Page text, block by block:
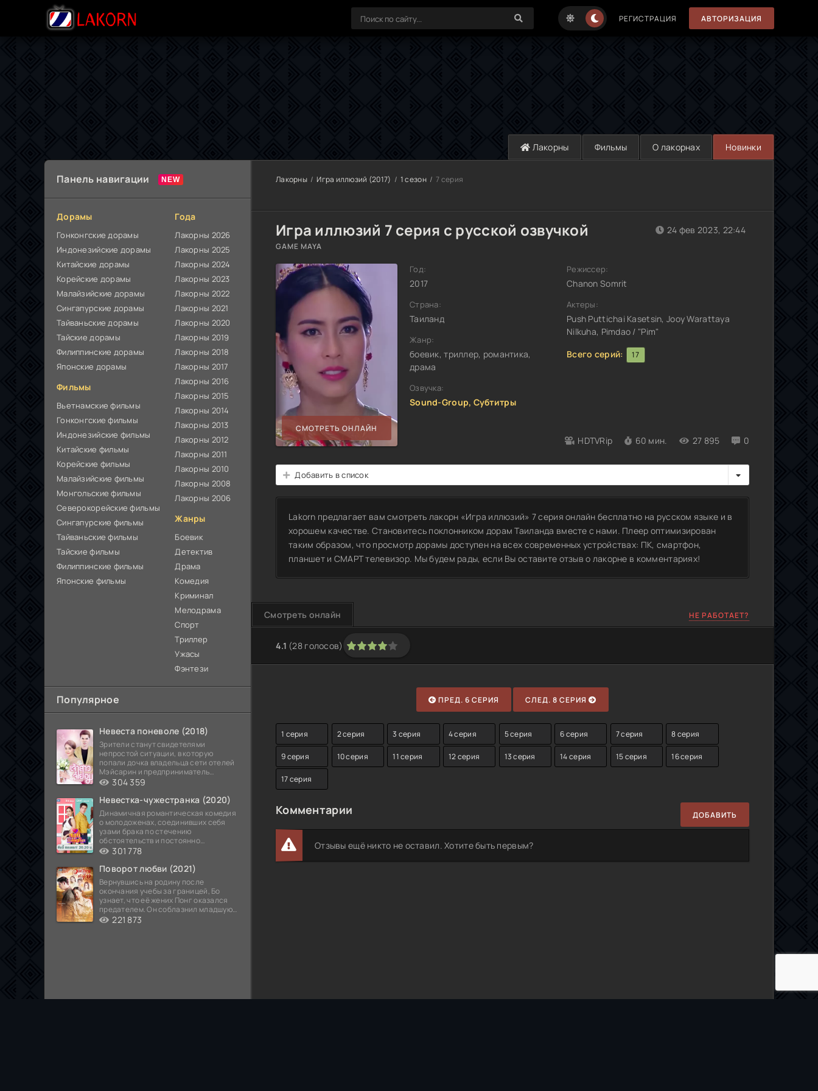
РЕГИСТРАЦИЯ АВТОРИЗАЦИЯ
Лакорны Фильмы О лакорнах Новинки
Панель навигации
Дорамы
Гонконгские дорамы
Индонезийские дорамы
Китайские дорамы
Корейские дорамы
Малайзийские дорамы
Сингапурские дорамы
Тайваньские дорамы
Тайские дорамы
Филиппинские дорамы
Японские дорамы
Фильмы
Вьетнамские фильмы
Гонконгские фильмы
Индонезийские фильмы
Китайские фильмы
Корейские фильмы
Малайзийские фильмы
Монгольские фильмы
Северокорейские фильмы
Сингапурские фильмы
Тайваньские фильмы
Тайские фильмы
Филиппинские фильмы
Японские фильмы
Года
Лакорны 2026
Лакорны 2025
Лакорны 2024
Лакорны 2023
Лакорны 2022
Лакорны 2021
Лакорны 2020
Лакорны 2019
Лакорны 2018
Лакорны 2017
Лакорны 2016
Лакорны 2015
Лакорны 2014
Лакорны 2013
Лакорны 2012
Лакорны 2011
Лакорны 2010
Лакорны 2008
Лакорны 2006
Жанры
Боевик
Детектив
Драма
Комедия
Криминал
Мелодрама
Спорт
Триллер
Ужасы
Фэнтези
Популярное
Невеста поневоле (2018)
Зрители станут свидетелями
непростой ситуации, в которую
попали дочка владельца сети отелей
Мэйсарин и предприниматель
Кетдэн. Обоих главных героев
304 359
Невестка-чужестранка (2020)
Динамичная романтическая комедия
о молодоженах, соединивших себя
узами брака по стечению
обстоятельств и постоянно
попадающих в курьезные ситуации...
301 778
Поворот любви (2021)
Вернувшись на родину после
окончания учебы за границей, Бо
узнает, что её жених Понг оказался
предателем. Он соблазнил младшую
сестру хозяина
221 873
Лакорны Игра иллюзий (2017) 1 сезон 7 серия
Игра иллюзий 7 серия с русской озвучкой
GAME MAYA
СМОТРЕТЬ ОНЛАЙН
Год:
2017
Страна:
Таиланд
Жанр:
боевик, триллер, романтика,
драма
Озвучка:
Sound-Group, Субтитры
HDTVRip 60 мин. 27 895 0
24 фев 2023, 22:44
Режиссер:
Chanon Somrit
Актеры:
Push Puttichai Kasetsin, Jooy Warattaya
Nilkuha, Pimdao / "Pim"
Всего серий:
17
Добавить в список
Lakorn предлагает вам смотреть лакорн «Игра иллюзий» 7 серия онлайн бесплатно на русском языке и в
хорошем качестве. Становитесь поклонником дорам Таиланда вместе с нами. Плеер оптимизирован
таким образом, что просмотр дорамы доступен на всех современных устройствах: ПК, смартфон,
планшет и СМАРТ телевизор. Мы будем рады, если Вы оставите отзыв о лакорне в комментариях!
Смотреть онлайн НЕ РАБОТАЕТ?
4.1 (28голосов)
1 2 3 4 5
ПРЕД. 6 СЕРИЯ СЛЕД. 8 СЕРИЯ
1 серия 2 серия 3 серия 4 серия 5 серия 6 серия 7 серия 8 серия
9 серия 10 серия 11 серия 12 серия 13 серия 14 серия 15 серия 16 серия
17 серия
Комментарии ДОБАВИТЬ
Отзывы ещё никто не оставил. Хотите быть первым?